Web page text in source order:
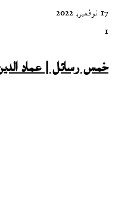
17 نوفمبر، 2022
1
خمس رسائل | عماد